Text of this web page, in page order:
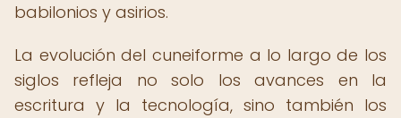
babilonios y asirios.
La evolución del cuneiforme a lo largo de los
siglos refleja no solo los avances en la
escritura y la tecnología, sino también los